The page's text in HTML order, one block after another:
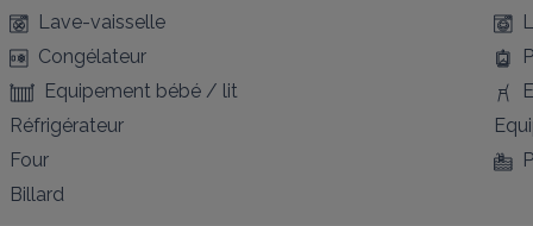
Lave-vaisselle
Congélateur
Equipement bébé / lit
Réfrigérateur
Four
Billard